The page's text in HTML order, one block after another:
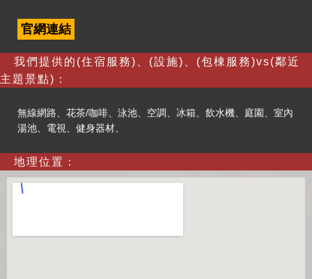
官網連結
我們提供的(住宿服務)、(設施)、(包棟服務)vs(鄰近
主題景點)：
無線網路、花茶/咖啡、泳池、空調、冰箱、飲水機、庭園、室內
湯池、電視、健身器材、
地理位置：